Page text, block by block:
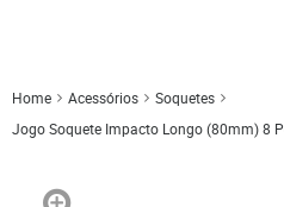
Home Acessórios
Soquetes
Jogo Soquete Impacto Longo (80mm) 8